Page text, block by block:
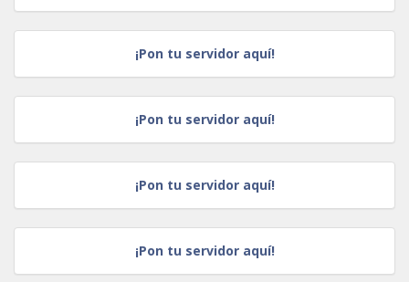
¡Pon tu servidor aquí!
¡Pon tu servidor aquí!
¡Pon tu servidor aquí!
¡Pon tu servidor aquí!